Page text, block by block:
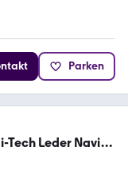
Parken
Tech Leder Navi